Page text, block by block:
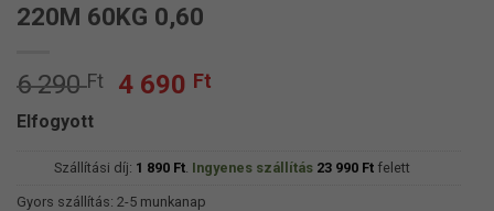
220M 60KG 0,60
6 290Ft
Original
6
290 Ft.
4 690 Ft
4
Elfogyott
Szállítási díj: 1 890 Ft. Ingyenes szállítás 23 990 Ftfelett
Gyors szállítás: 2-5 munkanap